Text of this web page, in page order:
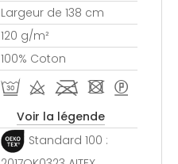
Largeur de 138 cm
120 g/m²
100% Coton
R d l - >
Voir la légende
Standard 100 :